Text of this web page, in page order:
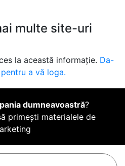
multe site-uri
la această informație. Da-
a vă loga.
dumneavoastră?
primești materialele de